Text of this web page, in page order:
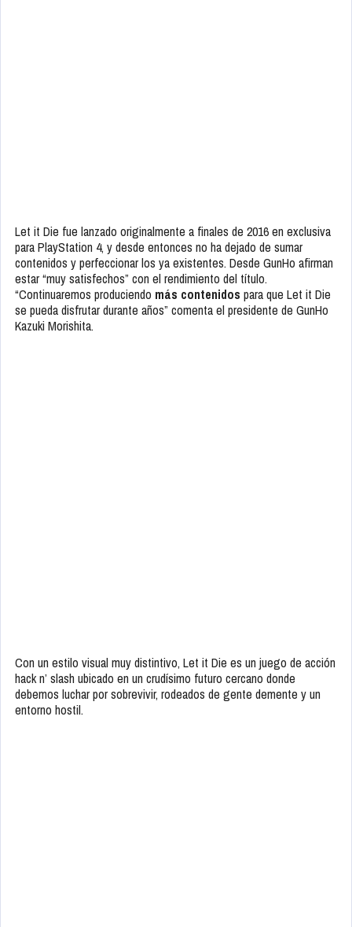
Let it Die fue lanzado originalmente a finales de 2016 en exclusiva
para PlayStation 4, y desde entonces no ha dejado de sumar
contenidos y perfeccionar los ya existentes. Desde GunHo afirman
estar “muy satisfechos” con el rendimiento del título.
“Continuaremos produciendo más contenidos para que Let it Die
se pueda disfrutar durante años” comenta el presidente de GunHo
Kazuki Morishita.
Con un estilo visual muy distintivo, Let it Die es un juego de acción
hack n’ slash ubicado en un crudísimo futuro cercano donde
debemos luchar por sobrevivir, rodeados de gente demente y un
entorno hostil.